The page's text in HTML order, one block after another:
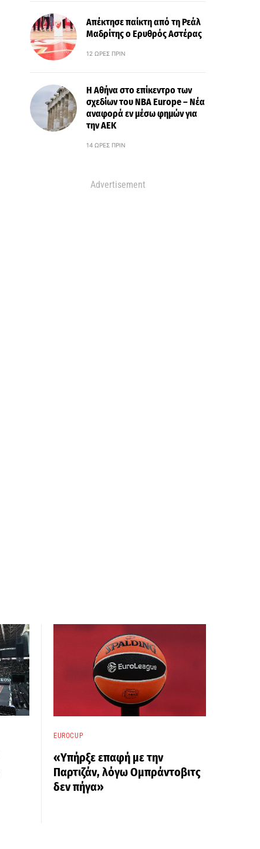
Απέκτησε παίκτη από τη Ρεάλ
Μαδρίτης ο Ερυθρός Αστέρας
12 ΏΡΕΣ ΠΡΙΝ
Η Αθήνα στο επίκεντρο των
σχεδίων του NBA Europe – Νέα
αναφορά εν μέσω φημών για
την ΑΕΚ
14 ΏΡΕΣ ΠΡΙΝ
Advertisement
EUROCUP
«Υπήρξε επαφή με την
Παρτιζάν, λόγω Ομπράντοβιτς
δεν πήγα»